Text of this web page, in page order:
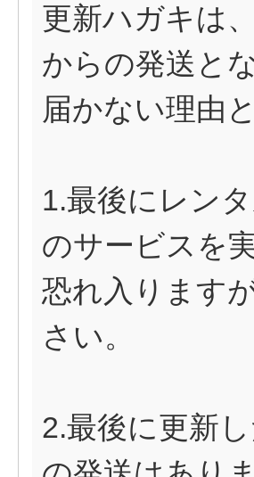
更新ハガキは
からの発送と
届かない理由
1.最後にレン
のサービスを
恐れ入ります
さい。
2.最後に更新